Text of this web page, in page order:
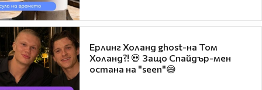
Ерлинг Холанд ghost-на Том
Холанд?! 💀 Защо Спайдър-мен
остана на "seen"😅